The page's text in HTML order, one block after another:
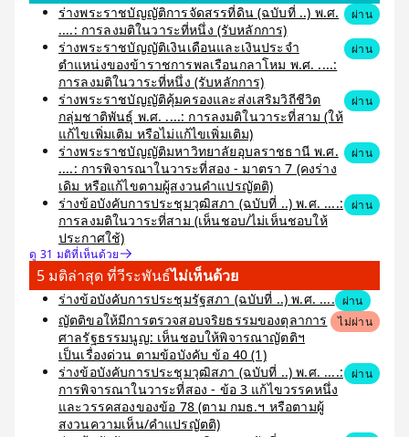
ร่างพระราชบัญญัติการจัดสรรที่ดิน (ฉบับที่ ..) พ.ศ.
....: การลงมติในวาระที่หนึ่ง (รับหลักการ)
ผ่าน
ร่างพระราชบัญญัติเงินเดือนและเงินประจำ
ตำแหน่งของข้าราชการพลเรือนกลาโหม พ.ศ. ....:
การลงมติในวาระที่หนึ่ง (รับหลักการ)
ผ่าน
ร่างพระราชบัญญัติคุ้มครองและส่งเสริมวิถีชีวิต
กลุ่มชาติพันธุ์ พ.ศ. ....: การลงมติในวาระที่สาม (ให้
แก้ไขเพิ่มเติม หรือไม่แก้ไขเพิ่มเติม)
ผ่าน
ร่างพระราชบัญญัติมหาวิทยาลัยอุบลราชธานี พ.ศ.
....: การพิจารณาในวาระที่สอง - มาตรา 7 (คงร่าง
เดิม หรือแก้ไขตามผู้สงวนคำแปรญัตติ)
ผ่าน
ร่างข้อบังคับการประชุมวุฒิสภา (ฉบับที่ ..) พ.ศ. ....:
การลงมติในวาระที่สาม (เห็นชอบ/ไม่เห็นชอบให้
ประกาศใช้)
ผ่าน
ดู 31 มติที่เห็นด้วย
5 มติล่าสุด ที่วีระพันธ์ไม่เห็นด้วย
ร่างข้อบังคับการประชุมรัฐสภา (ฉบับที่ ..) พ.ศ. .... ผ่าน
ญัตติขอให้มีการตรวจสอบจริยธรรมของตุลาการ
ศาลรัฐธรรมนูญ: เห็นชอบให้พิจารณาญัตติฯ
เป็นเรื่องด่วน ตามข้อบังคับ ข้อ 40 (1)
ไม่ผ่าน
ร่างข้อบังคับการประชุมวุฒิสภา (ฉบับที่ ..) พ.ศ. ....:
การพิจารณาในวาระที่สอง - ข้อ 3 แก้ไขวรรคหนึ่ง
และวรรคสองของข้อ 78 (ตาม กมธ.ฯ หรือตามผู้
สงวนความเห็น/คำแปรญัตติ)
ผ่าน